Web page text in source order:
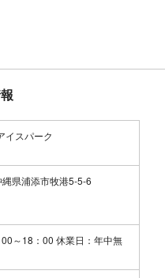
イスパーク
県浦添市牧港5-5-6
～18：00 休業日：年中無